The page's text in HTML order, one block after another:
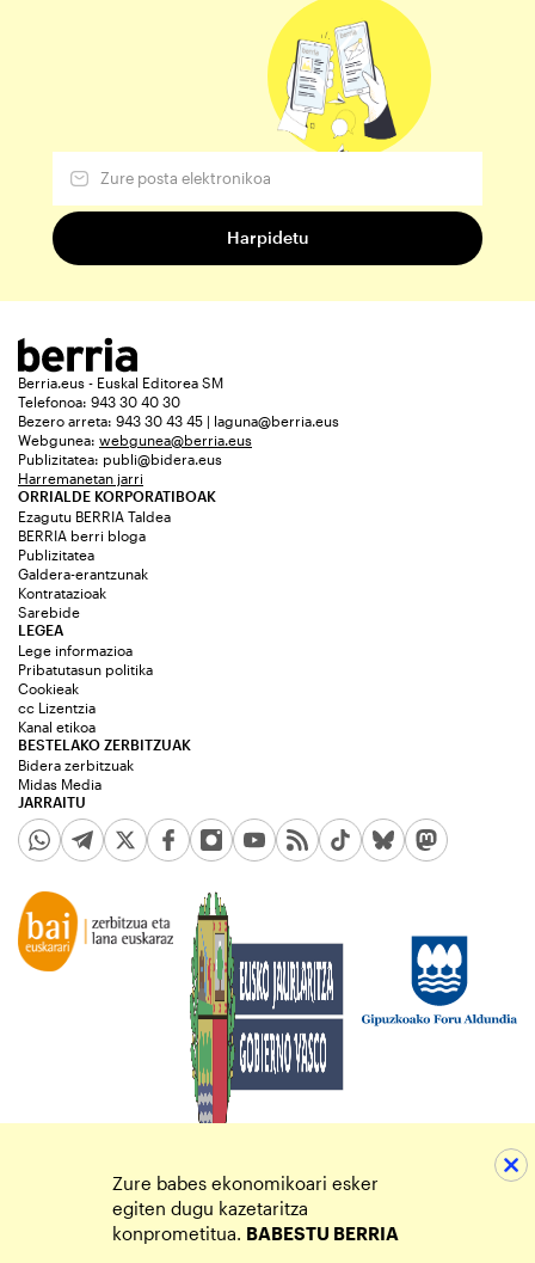
Berria.eus - Euskal Editorea SM
Telefonoa: 943 30 40 30
Bezero arreta: 943 30 43 45 | laguna@berria.eus
Webgunea: webgunea@berria.eus
Publizitatea: publi@bidera.eus
Harremanetan jarri
ORRIALDE KORPORATIBOAK
Ezagutu BERRIA Taldea
BERRIA berri bloga
Publizitatea
Galdera-erantzunak
Kontratazioak
Sarebide
JARRAITU
LEGEA
Lege informazioa
Pribatutasun politika
Cookieak
cc Lizentzia
Kanal etikoa
BESTELAKO ZERBITZUAK
Bidera zerbitzuak
Midas Media
Zure babes ekonomikoari esker
egiten dugu kazetaritza
konprometitua. BABESTU BERRIA